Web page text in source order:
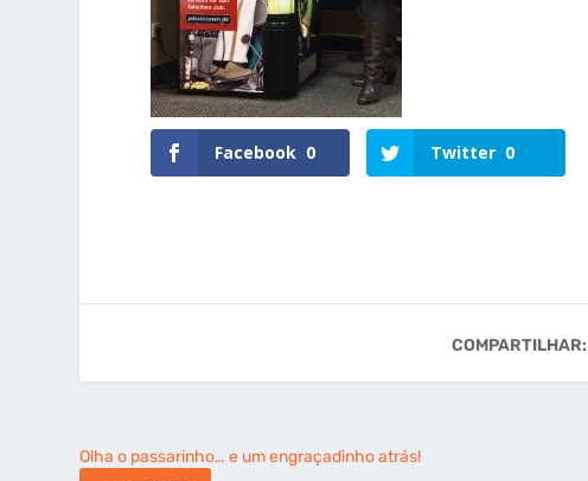
Facebook 0 Twitter 0
COMPARTILHAR:
Olha o passarinho… e um engraçadinho atrás!